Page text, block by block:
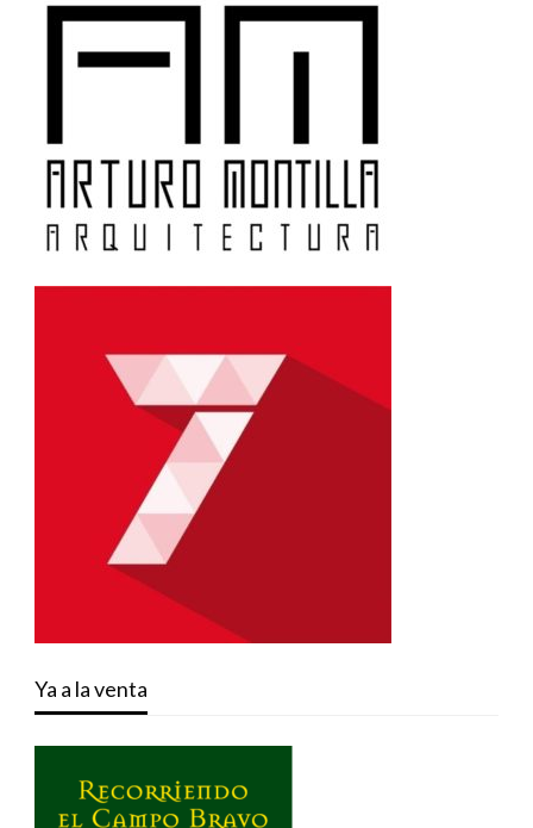
Ya a la venta